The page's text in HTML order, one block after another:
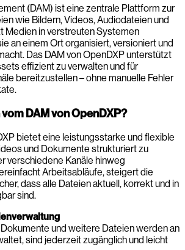
(DAM) ist eine zentrale Plattform zur
wie Bildern, Videos, Audiodateien und
Medien in verstreuten Systemen
an einem Ort organisiert, versioniert und
Das DAM von OpenDXP unterstützt
effizient zu verwalten und für
bereitzustellen – ohne manuelle Fehler
DAM von OpenDXP?
bietet eine leistungsstarke und flexible
und Dokumente strukturiert zu
verschiedene Kanäle hinweg
Arbeitsabläufe, steigert die
dass alle Dateien aktuell, korrekt und in
sind.
Dokumente und weitere Dateien werden an
sind jederzeit zugänglich und leicht